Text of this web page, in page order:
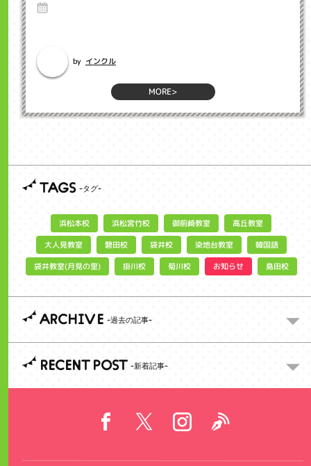
by インクル
MORE>
TAGS
浜松本校 浜松宮竹校 御前崎教室 高丘教室
大人見教室 磐田校 袋井校 染地台教室 韓国語
袋井教室(月見の里) 掛川校 菊川校 お知らせ 島田校
ARCHIVE
RECENT POST